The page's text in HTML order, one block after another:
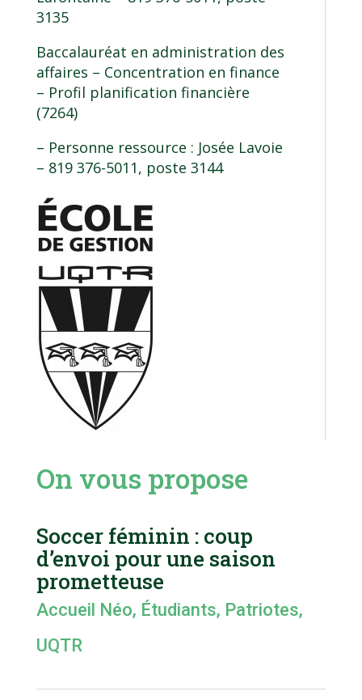
3135
Baccalauréat en administration des
affaires – Concentration en finance
– Profil planification financière
(7264)
– Personne ressource : Josée Lavoie
– 819 376-5011, poste 3144
On vous propose
Soccer féminin : coup
d’envoi pour une saison
prometteuse
Accueil Néo, Étudiants, Patriotes,
UQTR